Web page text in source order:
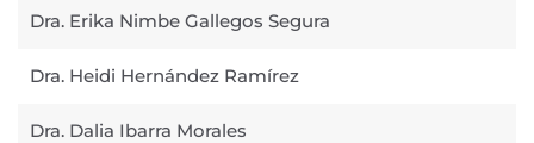
Dra. Erika Nimbe Gallegos Segura
Dra. Heidi Hernández Ramírez
Dra. Dalia Ibarra Morales